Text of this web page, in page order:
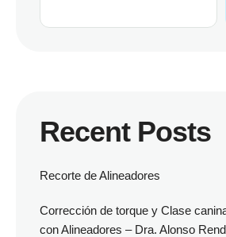
Recent Posts
Recorte de Alineadores
Corrección de torque y Clase
con Alineadores – Dra. Alonso